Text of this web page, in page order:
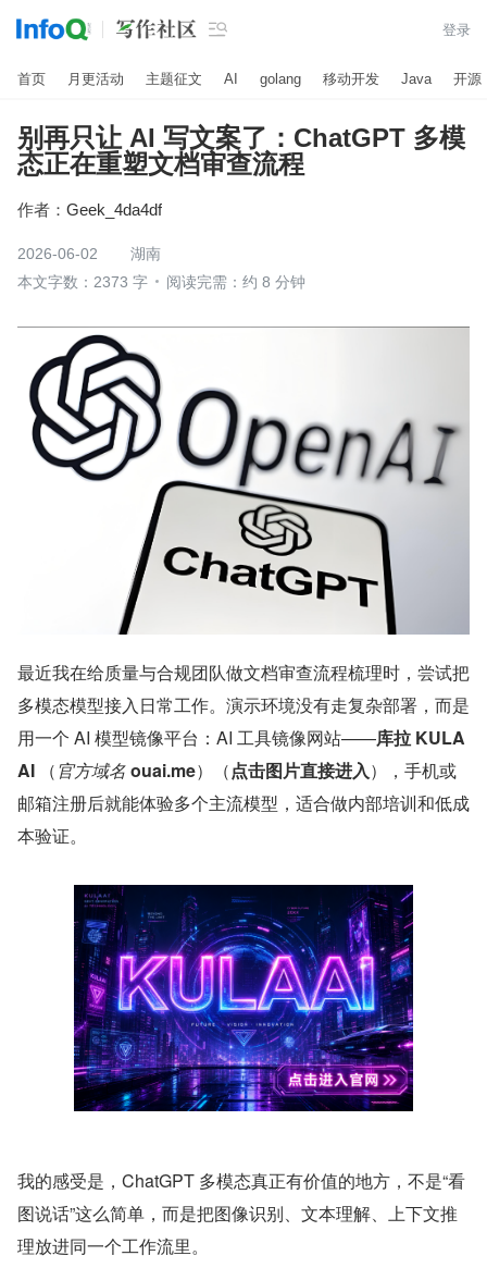
 登录
首页 月更活动 主题征文 AI golang 移动开发 Java 开源
别再只让 AI 写文案了：ChatGPT 多模
态正在重塑文档审查流程
作者： Geek_4da4df
2026-06-02
湖南
本文字数：2373 字
阅读完需：约 8 分钟
最近我在给质量与合规团队做文档审查流程梳理时，尝试把
多模态模型接入日常工作。演示环境没有走复杂部署，而是
用一个 AI 模型镜像平台：AI 工具镜像网站——库拉 KULA
AI （官方域名 ouai.me）（点击图片直接进入），手机或
邮箱注册后就能体验多个主流模型，适合做内部培训和低成
本验证。
我的感受是，ChatGPT 多模态真正有价值的地方，不是“看
图说话”这么简单，而是把图像识别、文本理解、上下文推
理放进同一个工作流里。